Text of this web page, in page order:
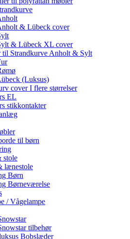
& Lübeck cover
& Lübeck XL cover
til Strandkurve Anholt & Sylt
(Luksus)
cover I flere størrelser
EL
stikkontakter
til børn
stole
lænestole
Børn
Børneværelse
/ Vågelampe
tilbehør
Bobslæder